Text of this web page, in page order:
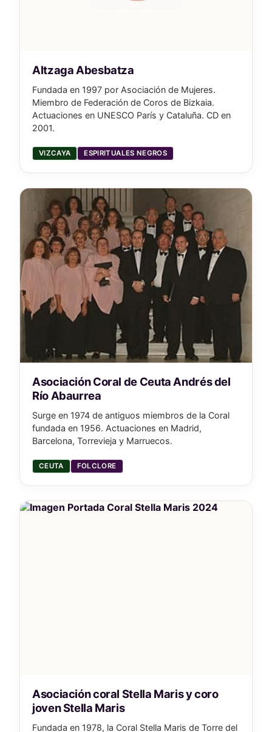
Altzaga Abesbatza
Fundada en 1997 por Asociación de Mujeres.
Miembro de Federación de Coros de Bizkaia.
Actuaciones en UNESCO París y Cataluña. CD en
2001.
VIZCAYA ESPIRITUALES NEGROS
Asociación Coral de Ceuta Andrés del
Río Abaurrea
Surge en 1974 de antiguos miembros de la Coral
fundada en 1956. Actuaciones en Madrid,
Barcelona, Torrevieja y Marruecos.
CEUTA FOLCLORE
Asociación coral Stella Maris y coro
joven Stella Maris
Fundada en 1978, la Coral Stella Maris de Torre del